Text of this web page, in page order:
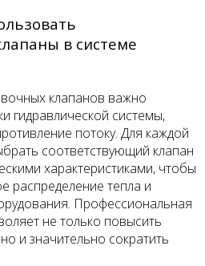
в системе
клапанов важно
гидравлической системы,
потоку. Для каждой
соответствующий клапан
характеристиками, чтобы
распределение тепла и
Профессиональная
не только повысить
и значительно сократить